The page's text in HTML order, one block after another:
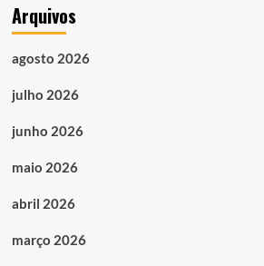
Arquivos
agosto 2026
julho 2026
junho 2026
maio 2026
abril 2026
março 2026